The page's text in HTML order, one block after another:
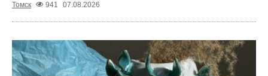
Томск
941 07.08.2026